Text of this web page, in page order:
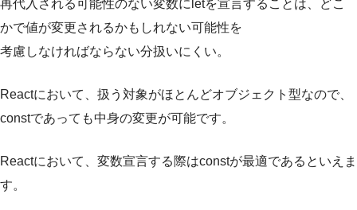
再代入される可能性のない変数にletを宣言することは、どこ
かで値が変更されるかもしれない可能性を
考慮しなければならない分扱いにくい。
Reactにおいて、扱う対象がほとんどオブジェクト型なので、
constであっても中身の変更が可能です。
Reactにおいて、変数宣言する際はconstが最適であるといえま
す。